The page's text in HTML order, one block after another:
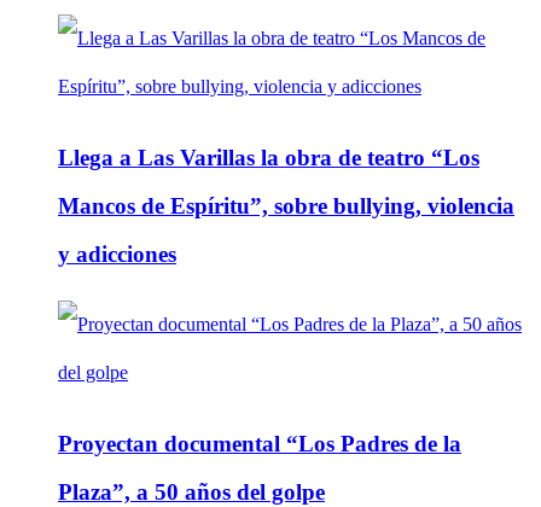
Llega a Las Varillas la obra de teatro “Los
Mancos de Espíritu”, sobre bullying, violencia
y adicciones
Proyectan documental “Los Padres de la
Plaza”, a 50 años del golpe